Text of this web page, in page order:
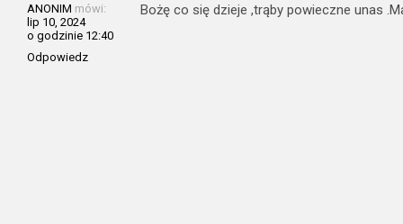
ANONIM mówi:
lip 10, 2024
o godzinie 12:40
Odpowiedz
Bożę co się dzieje ,trąby powieczne unas